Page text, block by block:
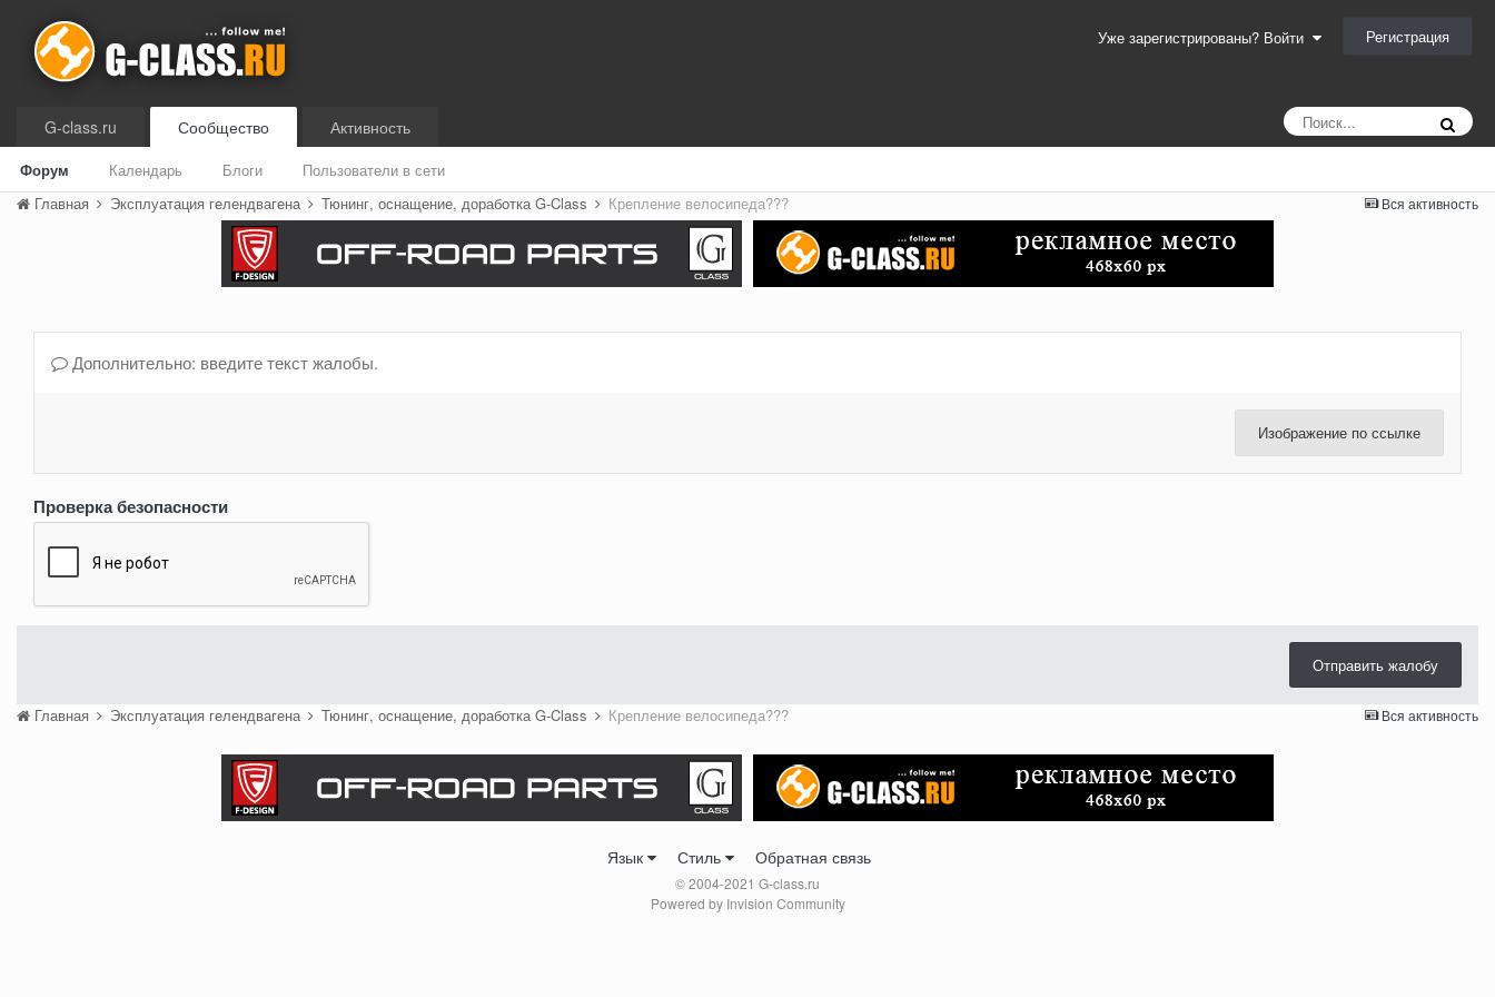
Уже зарегистрированы? Войти Регистрация
G-class.ru Сообщество
Форум Календарь Блоги Пользователи в сети
Активность
Вся активность
Главная Эксплуатация гелендвагена Тюнинг, оснащение, доработка G-Class Крепление велосипеда???
Дополнительно: введите текст жалобы.
Изображение по ссылке
Проверка безопасности
Отправить жалобу
Вся активность
Главная Эксплуатация гелендвагена Тюнинг, оснащение, доработка G-Class Крепление велосипеда???
Язык Стиль Обратная связь
© 2004-2021 G-class.ru
Powered by Invision Community